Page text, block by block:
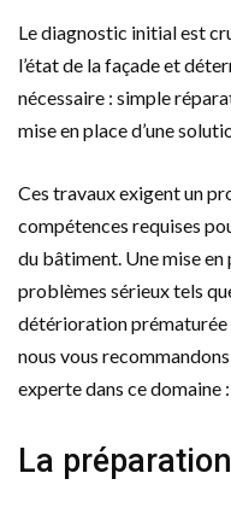
Le diagnostic initial est
l’état de la façade et
nécessaire : simple
mise en place d’une
Ces travaux exigent un
compétences requises
du bâtiment. Une mise
problèmes sérieux tels
détérioration prématurée
nous vous
experte dans ce domaine :
La